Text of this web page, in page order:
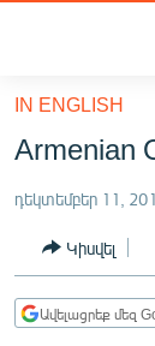
հիմնական
հիմնական
մենյուին
Որոնում
ՔԱՂԱՔԱԿԱՆ
ԻՐԱՎՈՒՆՔ
IN ENGLISH
Armenian
դեկտեմբեր 11,
Կիսվել
Ավելացրեք մեզ